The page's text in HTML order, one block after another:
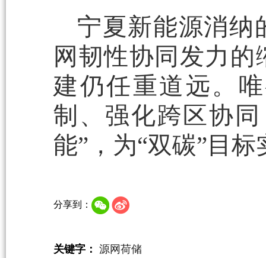
宁夏新能源消纳
网韧性协同发力
建仍任重道远。
制、强化跨区协
能”，为“双碳”目
分享到：
关键字： 源网荷储